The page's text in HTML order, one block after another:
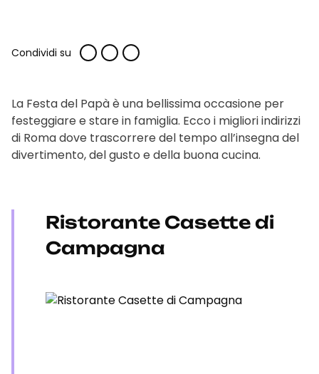
Condividi su
La Festa del Papà è una bellissima occasione per
festeggiare e stare in famiglia. Ecco i migliori indirizzi
di Roma dove trascorrere del tempo all’insegna del
divertimento, del gusto e della buona cucina.
Ristorante Casette di
Campagna